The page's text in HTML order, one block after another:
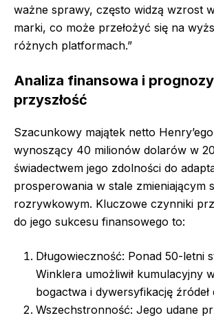
ważne sprawy, często widzą wzrost
marki, co może przełożyć się na
różnych platformach.”
Analiza finansowa i
przyszłość
Szacunkowy majątek netto
wynoszący 40 milionów dolarów w
świadectwem jego zdolności do
prosperowania w stale zmieniającym
rozrywkowym. Kluczowe czynniki
do jego sukcesu finansowego to:
Długowieczność: Ponad 50-letni
Winklera umożliwił kumulacyjny
bogactwa i dywersyfikację źródeł
Wszechstronność: Jego udane